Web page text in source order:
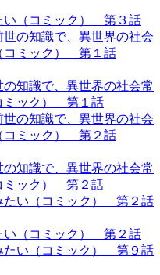
い（コミック） 第３話
知識で、異世界の社会常
ミック） 第１話
知識で、異世界の社会常
ミック） 第２話
い（コミック） 第２話